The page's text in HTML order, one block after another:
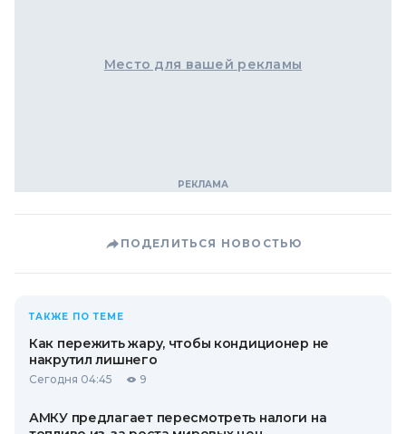
Место для вашей рекламы
ПОДЕЛИТЬСЯ НОВОСТЬЮ
ТАКЖЕ ПО ТЕМЕ
Как пережить жару, чтобы кондиционер не
накрутил лишнего
Сегодня 04:45 9
АМКУ предлагает пересмотреть налоги на